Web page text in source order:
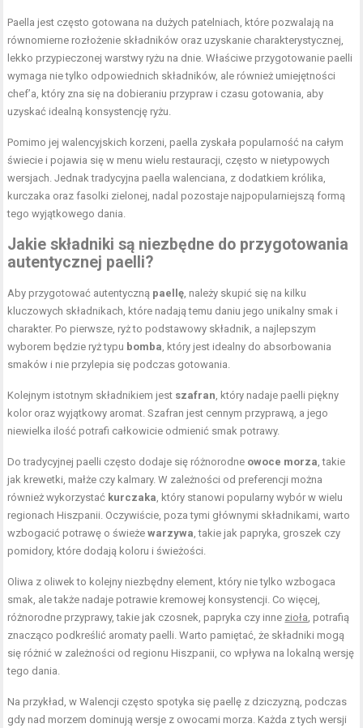
Paella jest często gotowana na dużych patelniach, które pozwalają na
równomierne rozłożenie składników oraz uzyskanie charakterystycznej,
lekko przypieczonej warstwy ryżu na dnie. Właściwe przygotowanie paelli
wymaga nie tylko odpowiednich składników, ale również umiejętności
chef’a, który zna się na dobieraniu przypraw i czasu gotowania, aby
uzyskać idealną konsystencję ryżu.
Pomimo jej walencyjskich korzeni, paella zyskała popularność na całym
świecie i pojawia się w menu wielu restauracji, często w nietypowych
wersjach. Jednak tradycyjna paella walenciana, z dodatkiem królika,
kurczaka oraz fasolki zielonej, nadal pozostaje najpopularniejszą formą
tego wyjątkowego dania.
Jakie składniki są niezbędne do przygotowania
autentycznej paelli?
Aby przygotować autentyczną paellę, należy skupić się na kilku
kluczowych składnikach, które nadają temu daniu jego unikalny smak i
charakter. Po pierwsze, ryż to podstawowy składnik, a najlepszym
wyborem będzie ryż typu bomba, który jest idealny do absorbowania
smaków i nie przylepia się podczas gotowania.
Kolejnym istotnym składnikiem jest szafran, który nadaje paelli piękny
kolor oraz wyjątkowy aromat. Szafran jest cennym przyprawą, a jego
niewielka ilość potrafi całkowicie odmienić smak potrawy.
Do tradycyjnej paelli często dodaje się różnorodne owoce morza, takie
jak krewetki, małże czy kalmary. W zależności od preferencji można
również wykorzystać kurczaka, który stanowi popularny wybór w wielu
regionach Hiszpanii. Oczywiście, poza tymi głównymi składnikami, warto
wzbogacić potrawę o świeżewarzywa, takie jak papryka, groszek czy
pomidory, które dodają koloru i świeżości.
Oliwa z oliwek to kolejny niezbędny element, który nie tylko wzbogaca
smak, ale także nadaje potrawie kremowej konsystencji. Co więcej,
różnorodne przyprawy, takie jak czosnek, papryka czy inne zioła, potrafią
znacząco podkreślić aromaty paelli. Warto pamiętać, że składniki mogą
się różnić w zależności od regionu Hiszpanii, co wpływa na lokalną wersję
tego dania.
Na przykład, w Walencji często spotyka się paellę z dziczyzną, podczas
gdy nad morzem dominują wersje z owocami morza. Każda z tych wersji